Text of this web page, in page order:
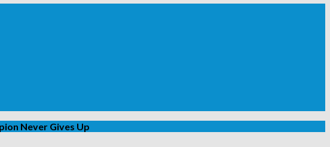
Never Gives Up